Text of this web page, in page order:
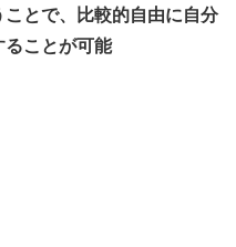
とで、比較的自由に自分
ことが可能